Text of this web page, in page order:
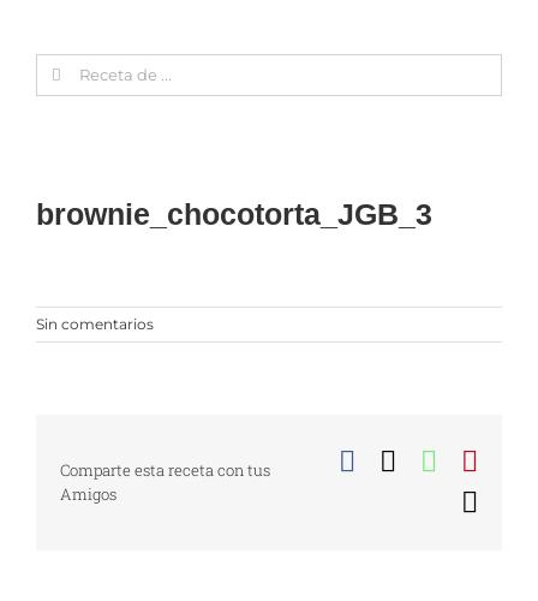
Search
for:
brownie_chocotorta_JGB_3
Sin comentarios
Comparte esta receta con tus
Amigos
Facebook